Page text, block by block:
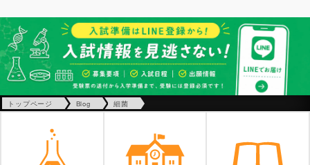
トップページ Blog 細菌